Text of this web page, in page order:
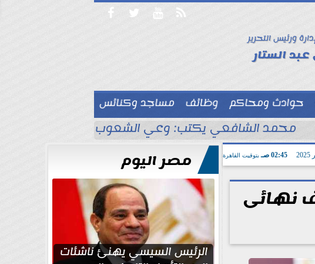
   
ورئيس التحرير
الستار
حوادث ومحاكم وظائف
مساجد وكنائس

محمد الشافعي يكتب: وعي الشعوب لا يُقاس
02:45 صـ بتوقيت القاهرة
نهائى
مصر اليوم
الرئيس السيسي يهنئ ناشئات